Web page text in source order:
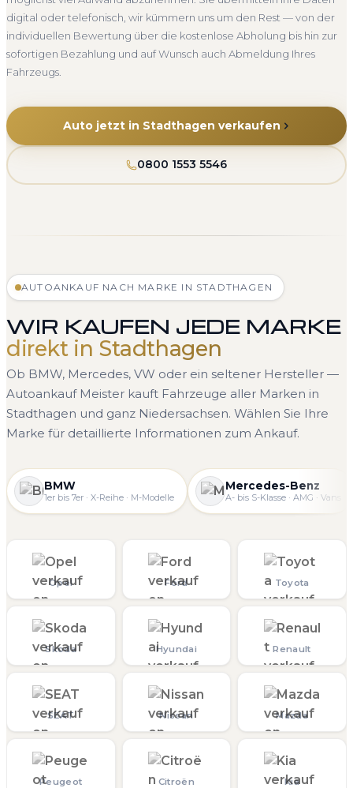
digital oder telefonisch, wir kümmern uns um den Rest — von der
individuellen Bewertung über die kostenlose Abholung bis hin zur
sofortigen Bezahlung und auf Wunsch auch Abmeldung Ihres
Fahrzeugs.
Auto jetzt in Stadthagen verkaufen
0800 1553 5546
AUTOANKAUF NACH MARKE IN STADTHAGEN
WIR KAUFEN JEDE MARKE
direkt in Stadthagen
Ob BMW, Mercedes, VW oder ein seltener Hersteller —
Autoankauf Meister kauft Fahrzeuge aller Marken in
Stadthagen und ganz Niedersachsen. Wählen Sie Ihre
Marke für detaillierte Informationen zum Ankauf.
BMW
1er bis 7er · X-Reihe · M-Modelle
Mercedes-Benz
A- bis S-Klasse · AMG · Vans
Opel Ford Toyota
Skoda Hyundai Renault
SEAT Nissan Mazda
Peugeot Citroën Kia